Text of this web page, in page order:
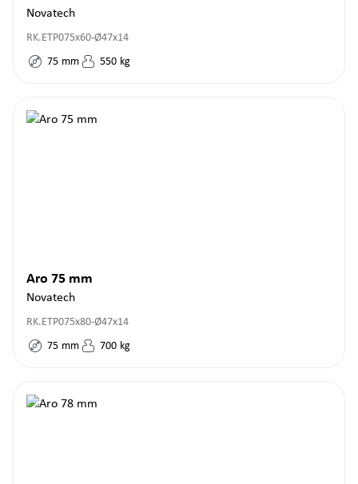
Novatech
RK.ETP075x60-Ø47x14
75 mm 550 kg
Aro 75 mm
Novatech
RK.ETP075x80-Ø47x14
75 mm 700 kg